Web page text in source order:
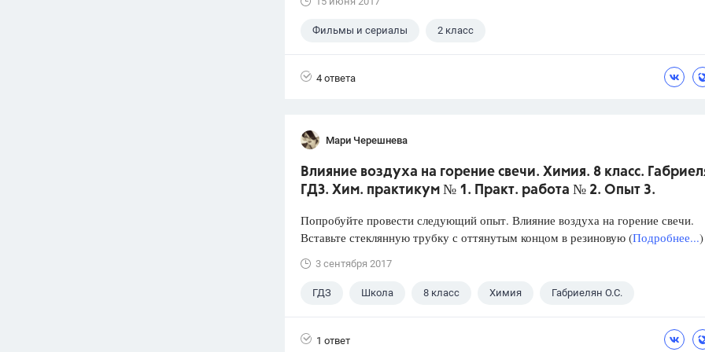
Фильмы и сериалы 2 класс
4 ответа
Мари Черешнева
Влияние воздуха на горение свечи. Химия. 8 класс.
ГДЗ. Хим. практикум № 1. Практ. работа № 2. Опыт 3.
Попробуйте провести следующий опыт. Влияние воздуха на горение свечи.
Вставьте стеклянную трубку с оттянутым концом в резиновую (Подробнее...)
3 сентября 2017
ГДЗ Школа 8 класс Химия Габриелян О.С.
1 ответ